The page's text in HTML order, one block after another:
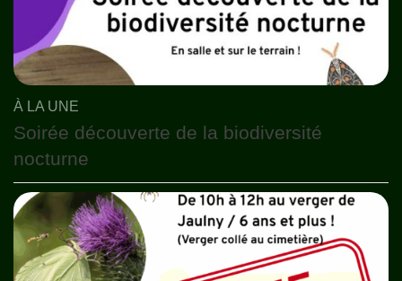
À LA UNE
Soirée découverte de la biodiversité
nocturne